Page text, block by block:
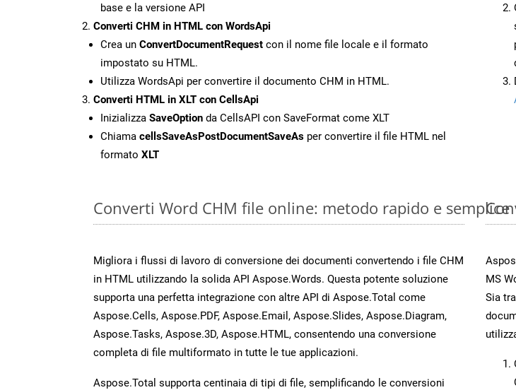
base e la versione API
Converti CHM in HTML con WordsApi
Crea un ConvertDocumentRequest con il nome file locale e il formato
impostato su HTML.
Utilizza WordsApi per convertire il documento CHM in HTML.
Converti HTML in XLT con CellsApi
Inizializza SaveOption da CellsAPI con SaveFormat come XLT
Chiama cellsSaveAsPostDocumentSaveAs per convertire il file HTML nel
formato XLT
Converti Word CHM file online: metodo rapido e semplice
Migliora i flussi di lavoro di conversione dei documenti convertendo i file CHM
in HTML utilizzando la solida API Aspose.Words. Questa potente soluzione
supporta una perfetta integrazione con altre API di Aspose.Total come
Aspose.Cells, Aspose.PDF, Aspose.Email, Aspose.Slides, Aspose.Diagram,
Aspose.Tasks, Aspose.3D, Aspose.HTML, consentendo una conversione
completa di file multiformato in tutte le tue applicazioni.
Aspose.Total supporta centinaia di tipi di file, semplificando le conversioni
MS
Sia